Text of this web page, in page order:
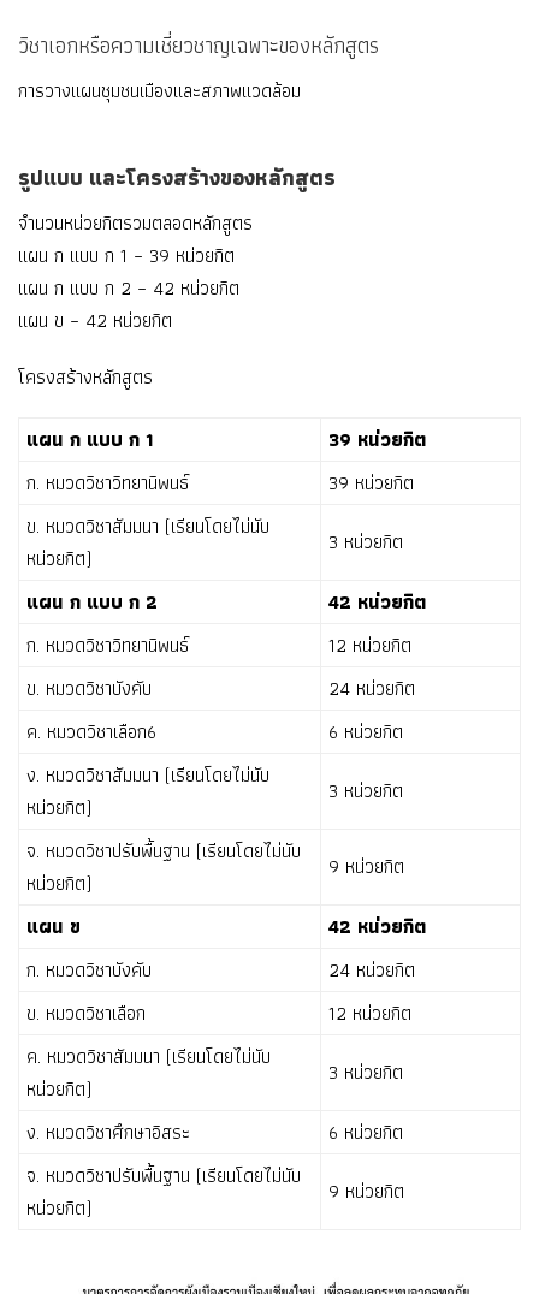
วิชาเอกหรือความเชี่ยวชาญเฉพาะของหลักสูตร
การวางแผนชุมชนเมืองและสภาพแวดล้อม
รูปแบบ และโครงสร้างของหลักสูตร
จำนวนหน่วยกิตรวมตลอดหลักสูตร
แผน ก แบบ ก 1 – 39 หน่วยกิต
แผน ก แบบ ก 2 – 42 หน่วยกิต
แผน ข – 42 หน่วยกิต
โครงสร้างหลักสูตร
แผน ก แบบ ก 1
39 หน่วยกิต
ก. หมวดวิชาวิทยานิพนธ์
39 หน่วยกิต
ข. หมวดวิชาสัมมนา (เรียนโดยไม่นับ
หน่วยกิต)
3 หน่วยกิต
แผน ก แบบ ก 2
42 หน่วยกิต
ก. หมวดวิชาวิทยานิพนธ์
12 หน่วยกิต
ข. หมวดวิชาบังคับ
24 หน่วยกิต
ค. หมวดวิชาเลือก6
6 หน่วยกิต
ง. หมวดวิชาสัมมนา (เรียนโดยไม่นับ
หน่วยกิต)
3 หน่วยกิต
จ. หมวดวิชาปรับพื้นฐาน (เรียนโดยไม่นับ
หน่วยกิต)
9 หน่วยกิต
แผน ข
42 หน่วยกิต
ก. หมวดวิชาบังคับ
24 หน่วยกิต
ข. หมวดวิชาเลือก
12 หน่วยกิต
ค. หมวดวิชาสัมมนา (เรียนโดยไม่นับ
หน่วยกิต)
3 หน่วยกิต
ง. หมวดวิชาศึกษาอิสระ
6 หน่วยกิต
จ. หมวดวิชาปรับพื้นฐาน (เรียนโดยไม่นับ
หน่วยกิต)
9 หน่วยกิต